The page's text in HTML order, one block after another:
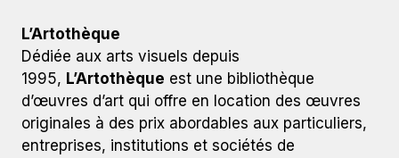
L’Artothèque
Dédiée aux arts visuels depuis
1995, L’Artothèque est une bibliothèque
d’œuvres d’art qui offre en location des œuvres
originales à des prix abordables aux particuliers,
entreprises, institutions et sociétés de